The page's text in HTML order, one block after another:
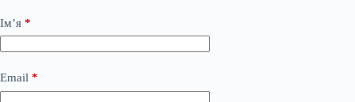
Ім’я *
Email *